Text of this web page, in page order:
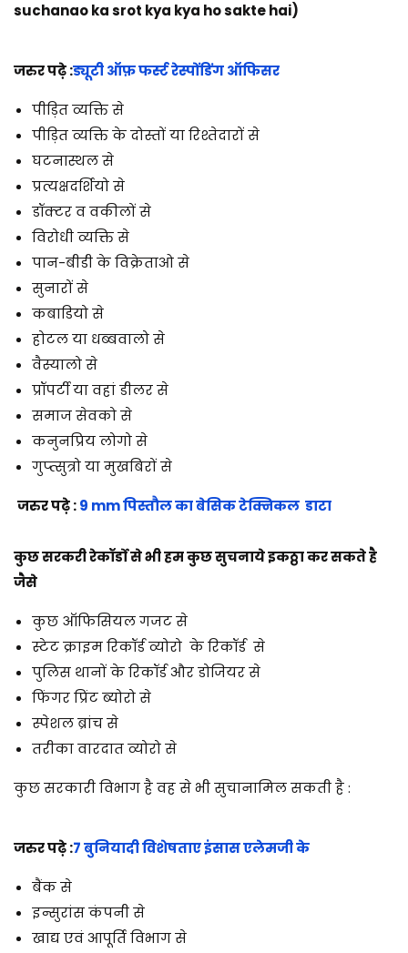
suchanao ka srot kya kya ho sakte hai)
जरुर पढ़े :ड्यूटी ऑफ़ फर्स्ट रेस्पोंडिंग ऑफिसर
पीड़ित व्यक्ति से
पीड़ित व्यक्ति के दोस्तों या रिश्तेदारों से
घटनास्थल से
प्रत्यक्षदर्शियो से
डॉक्टर व वकीलों से
विरोधी व्यक्ति से
पान-बीडी के विक्रेताओ से
सुनारों से
कबाडियो से
होटल या धब्बवालो से
वैस्यालो से
प्रॉपर्टी या वहां डीलर से
समाज सेवको से
कनुनप्रिय लोगो से
गुप्त्सुत्रो या मुखबिरों से
जरुर पढ़े :9 mm पिस्तौल का बेसिक टेक्निकल डाटा
कुछ सरकरी रेकॉर्डो से भी हम कुछ सुचनाये इकठ्ठा कर सकते है
जैसे
कुछ ऑफिसियल गजट से
स्टेट क्राइम रिकॉर्ड व्योरो के रिकॉर्ड से
पुलिस थानों के रिकॉर्ड और डोजियर से
फिंगर प्रिंट ब्योरो से
स्पेशल ब्रांच से
तरीका वारदात व्योरो से
कुछ सरकारी विभाग है वह से भी सुचानामिल सकती है :
जरुर पढ़े :7 बुनियादी विशेषताए इंसास एलेमजी के
बैंक से
इन्सुरांस कंपनी से
खाद्य एवं आपूर्ति विभाग से